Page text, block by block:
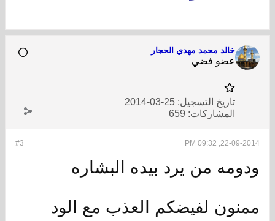
خالد محمد مهدي الحجار
عضو فضي
تاريخ التسجيل: 25-03-2014
المشاركات: 659
#3 22-09-2014, 09:32 PM
ودومه من يرد بيده البشاره
ممنون لفيضكم العذب مع الود